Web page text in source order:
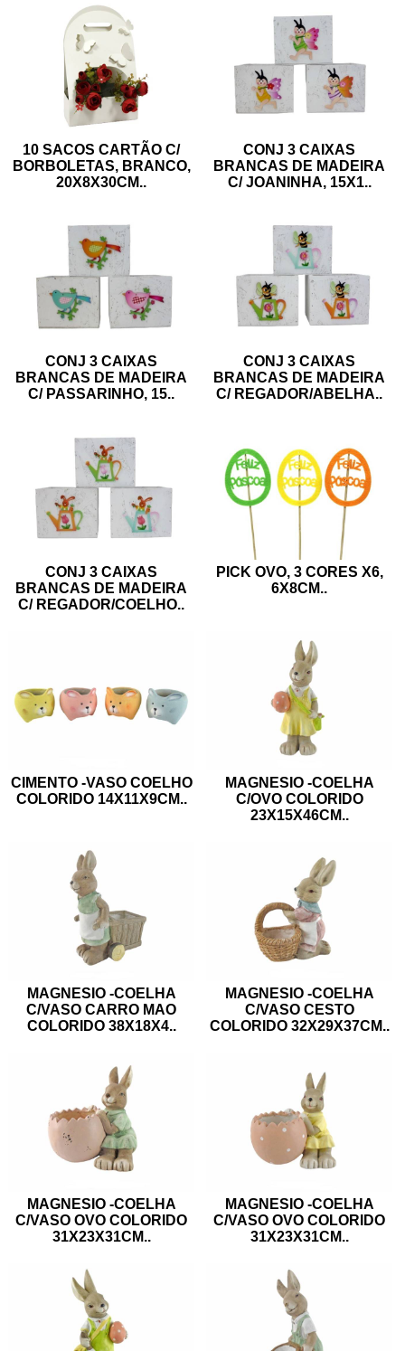
10 SACOS CARTÃO C/
BORBOLETAS, BRANCO,
20X8X30CM..
CONJ 3 CAIXAS
BRANCAS DE MADEIRA
C/ JOANINHA, 15X1..
CONJ 3 CAIXAS
BRANCAS DE MADEIRA
C/ PASSARINHO, 15..
CONJ 3 CAIXAS
BRANCAS DE MADEIRA
C/ REGADOR/ABELHA..
CONJ 3 CAIXAS
BRANCAS DE MADEIRA
C/ REGADOR/COELHO..
PICK OVO, 3 CORES X6,
6X8CM..
CIMENTO -VASO COELHO
COLORIDO 14X11X9CM..
MAGNESIO -COELHA
C/OVO COLORIDO
23X15X46CM..
MAGNESIO -COELHA
C/VASO CARRO MAO
COLORIDO 38X18X4..
MAGNESIO -COELHA
C/VASO CESTO
COLORIDO 32X29X37CM..
MAGNESIO -COELHA
C/VASO OVO COLORIDO
31X23X31CM..
MAGNESIO -COELHA
C/VASO OVO COLORIDO
31X23X31CM..